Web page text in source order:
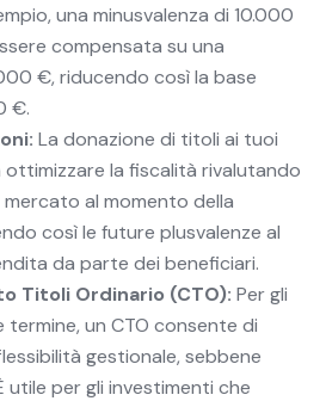
una minusvalenza di 10.000
compensata su una
€, riducendo così la base
€.
La donazione di titoli ai tuoi
la fiscalità rivalutando
al momento della
così le future plusvalenze al
da parte dei beneficiari.
Titoli Ordinario (CTO): Per gli
un CTO consente di
gestionale, sebbene
utile per gli investimenti che